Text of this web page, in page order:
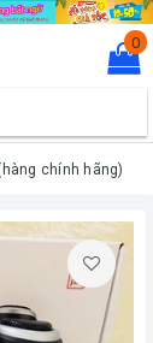
0
chính hãng)